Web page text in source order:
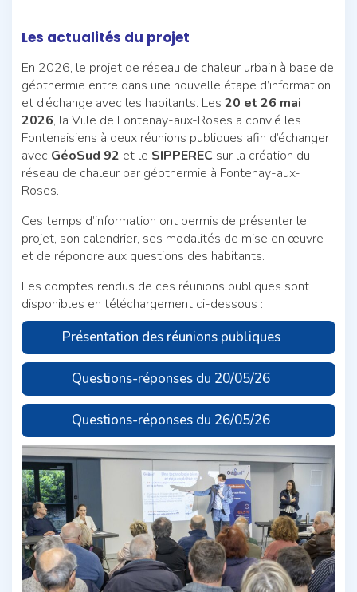
Les actualités du projet
En 2026, le projet de réseau de chaleur urbain à base de
géothermie entre dans une nouvelle étape d’information
et d’échange avec les habitants. Les 20 et 26 mai
2026, la Ville de Fontenay-aux-Roses a convié les
Fontenaisiens à deux réunions publiques afin d’échanger
avec GéoSud 92 et le SIPPEREC sur la création du
réseau de chaleur par géothermie à Fontenay-aux-
Roses.
Ces temps d’information ont permis de présenter le
projet, son calendrier, ses modalités de mise en œuvre
et de répondre aux questions des habitants.
Les comptes rendus de ces réunions publiques sont
disponibles en téléchargement ci-dessous :
Présentation des réunions publiques
Questions-réponses du 20/05/26
Questions-réponses du 26/05/26